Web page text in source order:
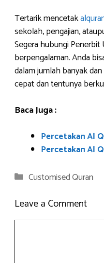
Tertarik mencetak
sekolah, pengajian,
Segera hubungi
berpengalaman. Anda
dalam jumlah banyak
cepat dan tentunya
Baca Juga :
Percetakan Al
Percetakan Al
Categories
Customised Quran
Leave a Comment